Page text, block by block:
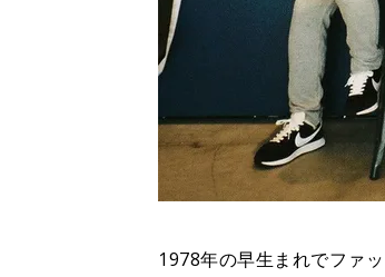
1978年の早生まれでファ